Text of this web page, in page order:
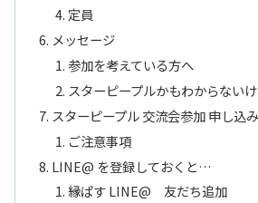
定員
メッセージ
参加を考えている方へ
スターピープルかもわからない
スターピープル 交流会参加 申し込み
ご注意事項
LINE@ を登録しておくと…
縁ぱす LINE@ 友だち追加